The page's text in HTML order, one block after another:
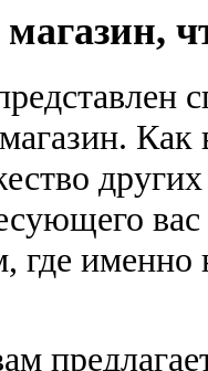
Как
именно